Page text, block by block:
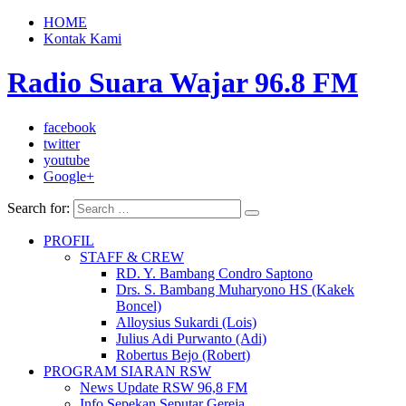
HOME
Kontak Kami
Radio Suara Wajar 96.8 FM
facebook
twitter
youtube
Google+
Search for:
PROFIL
STAFF & CREW
RD. Y. Bambang Condro Saptono
Drs. S. Bambang Muharyono HS (Kakek
Boncel)
Alloysius Sukardi (Lois)
Julius Adi Purwanto (Adi)
Robertus Bejo (Robert)
PROGRAM SIARAN RSW
News Update RSW 96,8 FM